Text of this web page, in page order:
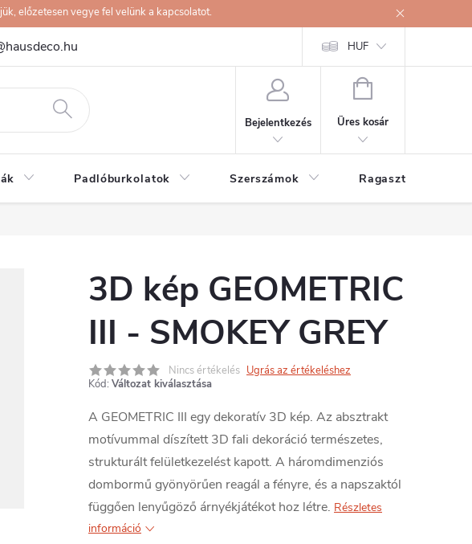
előzetesen vegye fel velünk a kapcsolatot.
HUF
Bejelentkezés
KOSÁR
Üres kosár
Padlóburkolatok Szerszámok Ragasztók
3D kép GEOMETRIC
III - SMOKEY GREY
Nincs értékelés Ugrás az értékeléshez
Kód: Változat kiválasztása
A GEOMETRIC III egy dekoratív 3D kép. Az absztrakt
motívummal díszített 3D fali dekoráció természetes,
strukturált felületkezelést kapott. A háromdimenziós
dombormű gyönyörűen reagál a fényre, és a napszaktól
függően lenyűgöző árnyékjátékot hoz létre. Részletes
információ